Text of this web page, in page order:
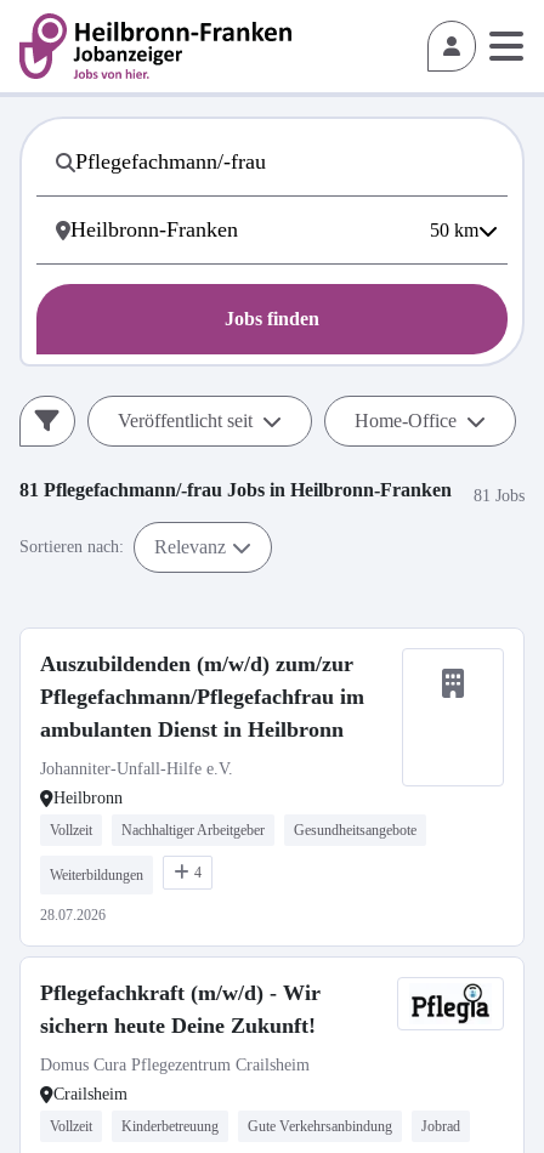
50 km
Jobs finden
Veröffentlicht seit Home-Office
81 Pflegefachmann/-frau Jobs in Heilbronn-Franken 81 Jobs
Sortieren nach: Relevanz
Auszubildenden (m/w/d) zum/zur
Pflegefachmann/Pflegefachfrau im
ambulanten Dienst in Heilbronn
Johanniter-Unfall-Hilfe e.V.
Heilbronn
Vollzeit Nachhaltiger Arbeitgeber Gesundheitsangebote
Weiterbildungen 4
28.07.2026
Pflegefachkraft (m/w/d) - Wir
sichern heute Deine Zukunft!
Domus Cura Pflegezentrum Crailsheim
Crailsheim
Vollzeit Kinderbetreuung Gute Verkehrsanbindung Jobrad